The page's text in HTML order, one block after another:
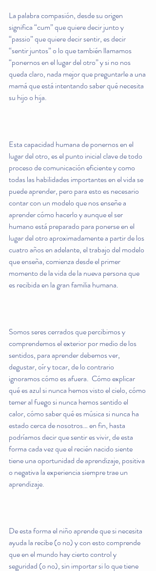
La palabra compasión, desde su origen
significa “cum” que quiere decir junto y
“passio” que quiere decir sentir, es decir
“sentir juntos” o lo que también llamamos
“ponernos en el lugar del otro” y si no nos
queda claro, nada mejor que preguntarle a una
mamá que está intentando saber qué necesita
su hijo o hija.
Esta capacidad humana de ponernos en el
lugar del otro, es el punto inicial clave de todo
proceso de comunicación eficiente y como
todas las habilidades importantes en el vida se
puede aprender, pero para esto es necesario
contar con un modelo que nos enseñe a
aprender cómo hacerlo y aunque el ser
humano está preparado para ponerse en el
lugar del otro aproximadamente a partir de los
cuatro años en adelante, el trabajo del modelo
que enseña, comienza desde el primer
momento de la vida de la nueva persona que
es recibida en la gran familia humana.
Somos seres cerrados que percibimos y
comprendemos el exterior por medio de los
sentidos, para aprender debemos ver,
degustar, oír y tocar, de lo contrario
ignoramos cómo es afuera.  Cómo explicar
qué es azul si nunca hemos visto el cielo, cómo
temer al fuego si nunca hemos sentido el
calor, cómo saber qué es música si nunca ha
estado cerca de nosotros… en fin, hasta
podríamos decir que sentir es vivir, de esta
forma cada vez que el recién nacido siente
tiene una oportunidad de aprendizaje, positiva
o negativa la experiencia siempre trae un
aprendizaje.
De esta forma el niño aprende que si necesita
ayuda la recibe (o no) y con esto comprende
que en el mundo hay cierto control y
seguridad (o no), sin importar si lo que tiene